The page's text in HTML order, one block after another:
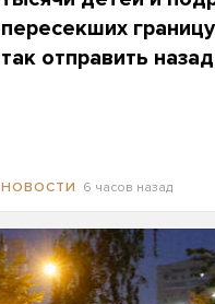
пересекших
так отправить назад
НОВОСТИ 6 часов назад